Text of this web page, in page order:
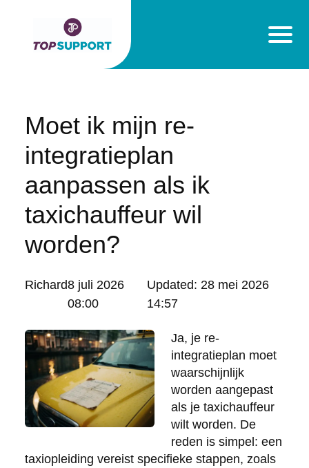
Moet ik mijn re-
integratieplan
aanpassen als ik
taxichauffeur wil
worden?
Posted
Richard8 juli 2026
08:00
Updated: 28 mei 2026
14:57
Ja, je re-
integratieplan moet
waarschijnlijk
worden aangepast
als je taxichauffeur
wilt worden. De
reden is simpel: een
taxiopleiding vereist specifieke stappen, zoals